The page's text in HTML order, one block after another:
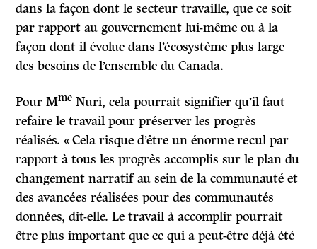
dans la façon dont le secteur travaille, que ce soit
par rapport au gouvernement lui-même ou à la
façon dont il évolue dans l’écosystème plus large
des besoins de l’ensemble du Canada.
Pour Mme Nuri, cela pourrait signifier qu’il faut
refaire le travail pour préserver les progrès
réalisés. « Cela risque d’être un énorme recul par
rapport à tous les progrès accomplis sur le plan du
changement narratif au sein de la communauté et
des avancées réalisées pour des communautés
données, dit-elle. Le travail à accomplir pourrait
être plus important que ce qui a peut-être déjà été